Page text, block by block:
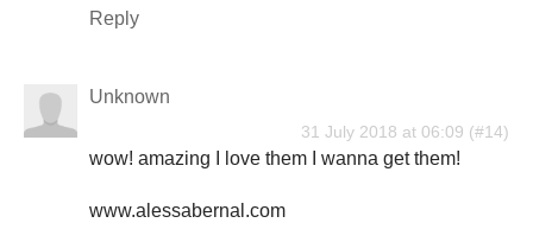
Reply
Unknown
31 July 2018 at 06:09
wow! amazing I love them I wanna get them!
www.alessabernal.com